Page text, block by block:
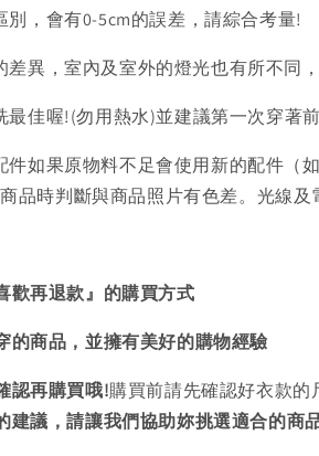
，會有0-5cm的誤差，請綜合考量!
異，室內及室外的燈光也有所不同
佳喔!(勿用熱水)並建議第一次穿著
如果原物料不足會使用新的配件（
品時判斷與商品照片有色差。光線
歡再退款』的購買方式
的商品，並擁有美好的購物經驗
認再購買哦!購買前請先確認好衣款
建議，請讓我們協助妳挑選適合的商品